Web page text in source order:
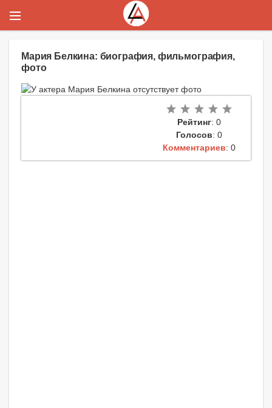
Мария Белкина: биография, фильмография,
фото
Рейтинг: 0
Голосов: 0
Комментариев: 0